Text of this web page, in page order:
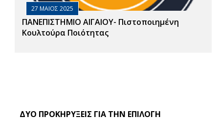
27 ΜΑΙΟΣ 2025
ΠΑΝΕΠΙΣΤΗΜΙΟ ΑΙΓΑΙΟΥ- Πιστοποιημένη
Κουλτούρα Ποιότητας
ΔΥΟ ΠΡΟΚΗΡΥΞΕΙΣ ΓΙΑ ΤΗΝ ΕΠΙΛΟΓΗ